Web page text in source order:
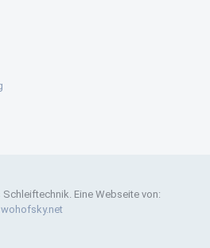
Eine Webseite von:
wohofsky.net